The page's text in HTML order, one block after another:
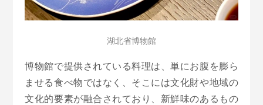
湖北省博物館
博物館で提供されている料理は、単にお腹を膨ら
ませる食べ物ではなく、そこには文化財や地域の
文化的要素が融合されており、新鮮味のあるもの